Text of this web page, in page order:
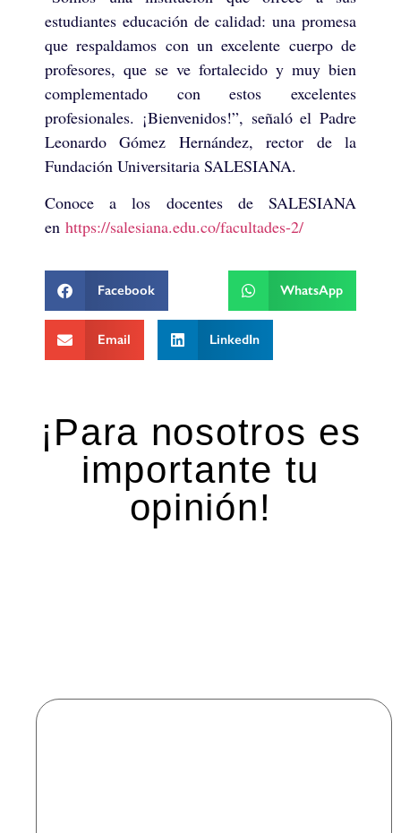
estudiantes educación de calidad: una promesa
que respaldamos con un excelente cuerpo de
profesores, que se ve fortalecido y muy bien
complementado con estos excelentes
profesionales. ¡Bienvenidos!”, señaló el Padre
Leonardo Gómez Hernández, rector de la
Fundación Universitaria SALESIANA.
Conoce a los docentes de SALESIANA
en https://salesiana.edu.co/facultades-2/
Facebook WhatsApp
Email LinkedIn
¡Para nosotros es
importante tu
opinión!